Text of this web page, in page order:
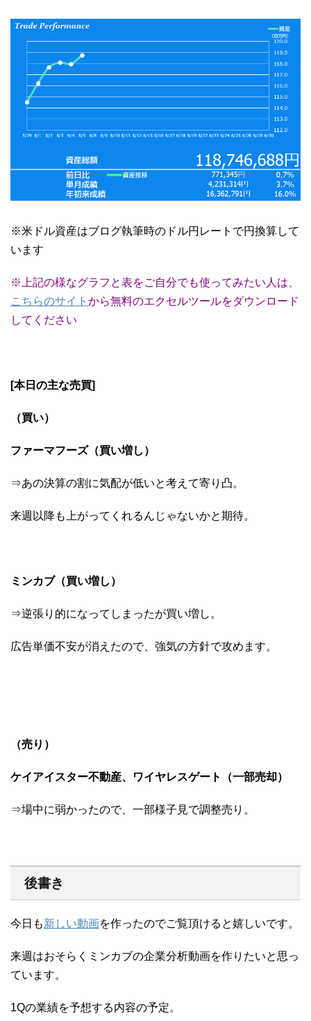
※米ドル資産はブログ執筆時のドル円レートで円換算して
います
※上記の様なグラフと表をご自分でも使ってみたい人は、
こちらのサイト から無料のエクセルツールをダウンロード
してください
[本日の主な売買]
（買い）
ファーマフーズ（買い増し）
⇒あの決算の割に気配が低いと考えて寄り凸。
来週以降も上がってくれるんじゃないかと期待。
ミンカブ（買い増し）
⇒逆張り的になってしまったが買い増し。
広告単価不安が消えたので、強気の方針で攻めます。
（売り）
ケイアイスター不動産、ワイヤレスゲート（一部売却）
⇒場中に弱かったので、一部様子見で調整売り。
後書き
今日も新しい動画を作ったのでご覧頂けると嬉しいです。
来週はおそらくミンカブの企業分析動画を作りたいと思っ
ています。
1Qの業績を予想する内容の予定。